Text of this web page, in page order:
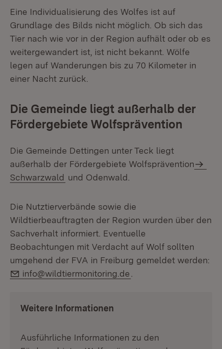
Eine Individualisierung des Wolfes ist auf
Grundlage des Bilds nicht möglich. Ob sich das
Tier nach wie vor in der Region aufhält oder ob es
weitergewandert ist, ist nicht bekannt. Wölfe
legen auf Wanderungen bis zu 70 Kilometer in
einer Nacht zurück.
Die Gemeinde liegt außerhalb der
Fördergebiete Wolfsprävention
Die Gemeinde Dettingen unter Teck liegt
außerhalb der Fördergebiete Wolfsprävention
Schwarzwald und Odenwald.
Die Nutztierverbände sowie die
Wildtierbeauftragten der Region wurden über den
Sachverhalt informiert. Eventuelle
Beobachtungen mit Verdacht auf Wolf sollten
umgehend der FVA in Freiburg gemeldet werden:
E-Mail:
info@wildtiermonito­ring.de
Weitere Informationen
Ausführliche Informationen zu den